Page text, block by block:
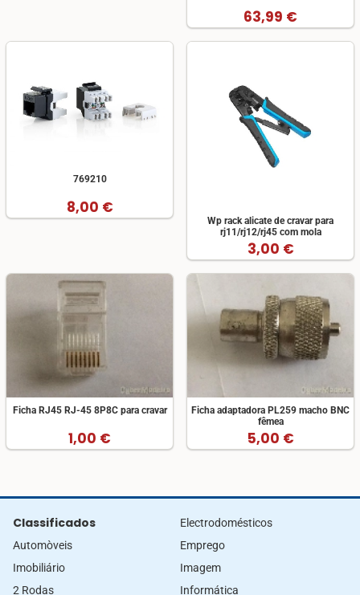
63,99 €
769210
8,00 €
Wp rack alicate de cravar para
rj11/rj12/rj45 com mola
3,00 €
Ficha RJ45 RJ-45 8P8C para cravar
1,00 €
Ficha adaptadora PL259 macho BNC
fêmea
5,00 €
Classificados
Automòveis
Imobiliário
2 Rodas
Electrodomésticos
Emprego
Imagem
Informática